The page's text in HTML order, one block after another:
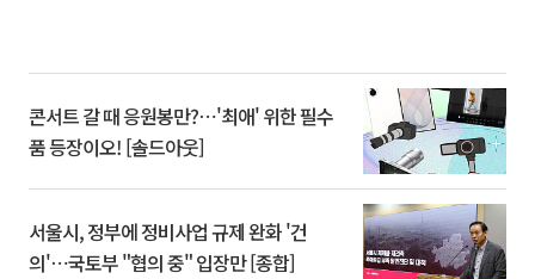
콘서트 갈 때 응원봉만?⋯'최애' 위한 필수
품 등장이오! [솔드아웃]
서울시, 정부에 정비사업 규제 완화 '건
의'⋯국토부 "협의 중" 입장만 [종합]